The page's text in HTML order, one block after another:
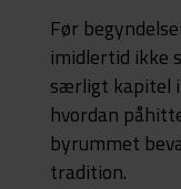
Før
imidlertid ikke
særligt kapitel
hvordan
byrummet
tradition.